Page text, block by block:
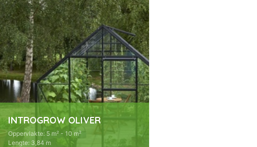
INTROGROW OLIVER
Oppervlakte: 5 m² - 10 m²
Lengte: 3,84 m